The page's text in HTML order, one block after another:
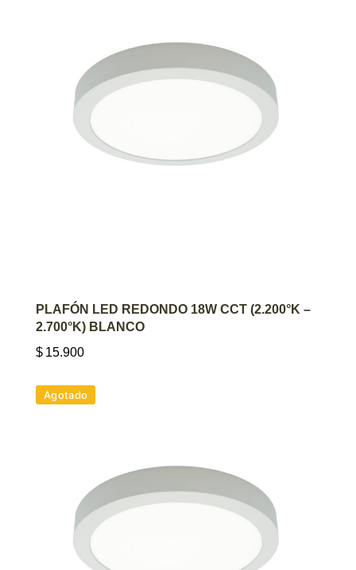
AGREGAR AL CARRITO
PLAFÓN LED REDONDO 18W CCT (2.200°K –
2.700°K) BLANCO
$ 15.900
Agotado